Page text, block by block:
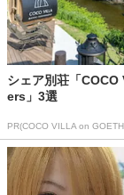
シェア別荘「
ers」3選
PR(COCO VILLA on